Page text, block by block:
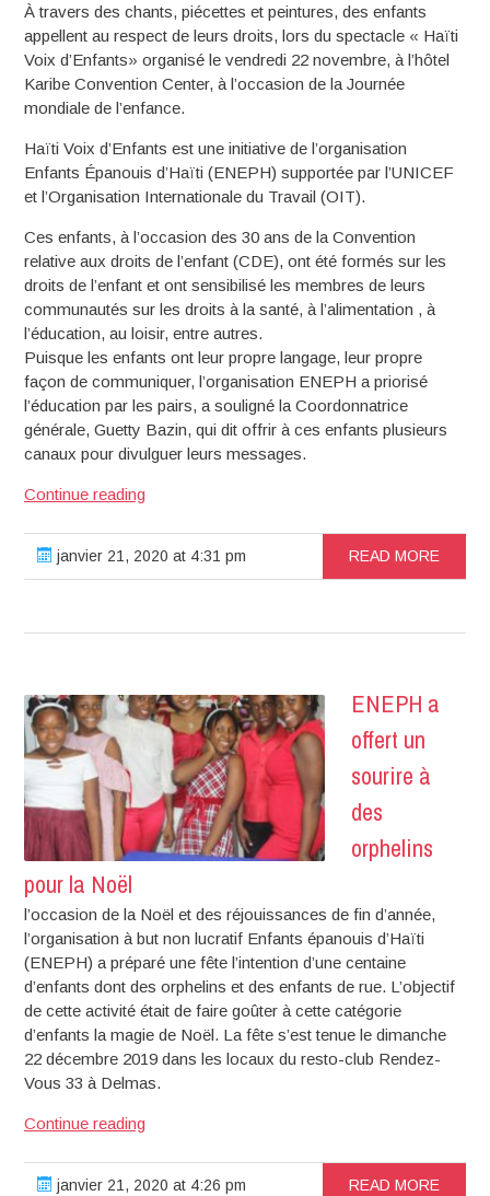
À travers des chants, piécettes et peintures, des enfants
appellent au respect de leurs droits, lors du spectacle « Haïti
Voix d’Enfants» organisé le vendredi 22 novembre, à l’hôtel
Karibe Convention Center, à l’occasion de la Journée
mondiale de l’enfance.
Haïti Voix d’Enfants est une initiative de l’organisation
Enfants Épanouis d’Haïti (ENEPH) supportée par l’UNICEF
et l’Organisation Internationale du Travail (OIT).
Ces enfants, à l’occasion des 30 ans de la Convention
relative aux droits de l’enfant (CDE), ont été formés sur les
droits de l’enfant et ont sensibilisé les membres de leurs
communautés sur les droits à la santé, à l’alimentation , à
l’éducation, au loisir, entre autres.
Puisque les enfants ont leur propre langage, leur propre
façon de communiquer, l’organisation ENEPH a priorisé
l’éducation par les pairs, a souligné la Coordonnatrice
générale, Guetty Bazin, qui dit offrir à ces enfants plusieurs
canaux pour divulguer leurs messages.
Continue reading
attirent
le
leurs
droits
janvier 21, 2020 at 4:31 pm READ MORE
ENEPH a
offert un
sourire à
des
orphelins
pour la Noël
l’occasion de la Noël et des réjouissances de fin d’année,
l’organisation à but non lucratif Enfants épanouis d’Haïti
(ENEPH) a préparé une fête l’intention d’une centaine
d’enfants dont des orphelins et des enfants de rue. L’objectif
de cette activité était de faire goûter à cette catégorie
d’enfants la magie de Noël. La fête s’est tenue le dimanche
22 décembre 2019 dans les locaux du resto-club Rendez-
Vous 33 à Delmas.
Continue reading
janvier 21, 2020 at 4:26 pm READ MORE